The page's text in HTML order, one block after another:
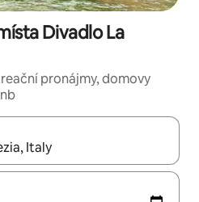
Divadlo La
pronájmy, domovy
můžeš si je procházet pomocí